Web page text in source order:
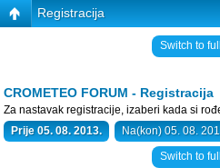
Registracija
Switch to
CROMETEO FORUM - Registracija
Za nastavak registracije, izaberi kada si
Prije 05. 08. 2013.
Na(kon) 05. 08.
Switch to